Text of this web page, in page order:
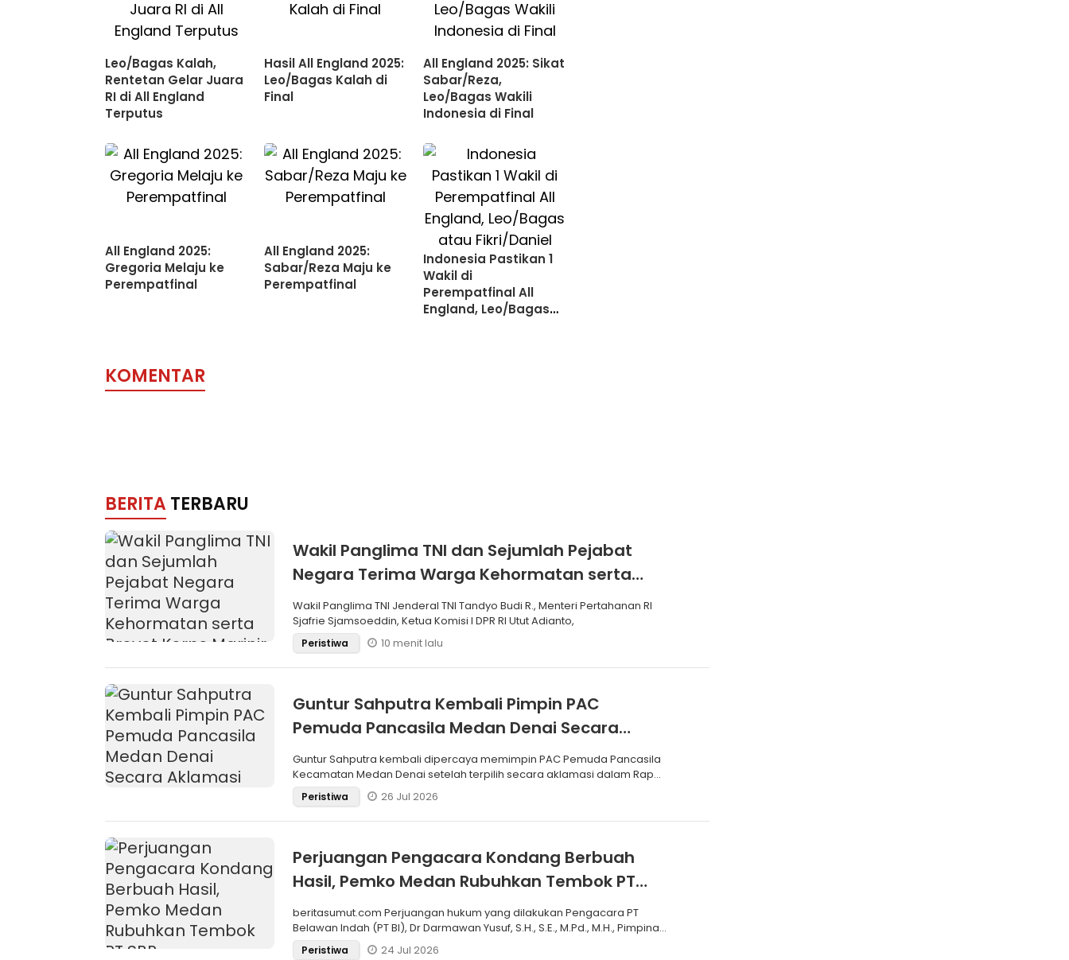
Leo/Bagas Kalah,
Rentetan Gelar Juara
RI di All England
Terputus
Hasil All England 2025:
Leo/Bagas Kalah di
Final
All England 2025: Sikat
Sabar/Reza,
Leo/Bagas Wakili
Indonesia di Final
All England 2025:
Gregoria Melaju ke
Perempatfinal
All England 2025:
Sabar/Reza Maju ke
Perempatfinal
Indonesia Pastikan 1
Wakil di
Perempatfinal All
England, Leo/Bagas
KOMENTAR
BERITA TERBARU
Wakil Panglima TNI dan Sejumlah Pejabat
Negara Terima Warga Kehormatan serta
Brevet Korps Marinir
Wakil Panglima TNI Jenderal TNI Tandyo Budi R., Menteri Pertahanan RI
Sjafrie Sjamsoeddin, Ketua Komisi I DPR RI Utut Adianto,
Peristiwa 10 menit lalu
Guntur Sahputra Kembali Pimpin PAC
Pemuda Pancasila Medan Denai Secara
Aklamasi
Guntur Sahputra kembali dipercaya memimpin PAC Pemuda Pancasila
Kecamatan Medan Denai setelah terpilih secara aklamasi dalam Rapat
Pemilihan
Peristiwa 26 Jul 2026
Perjuangan Pengacara Kondang Berbuah
Hasil, Pemko Medan Rubuhkan Tembok PT
SBP
beritasumut.com Perjuangan hukum yang dilakukan Pengacara PT
Belawan Indah (PT BI), Dr Darmawan Yusuf, S.H., S.E., M.Pd., M.H., Pimpinan
LaPeristiwa 24 Jul 2026